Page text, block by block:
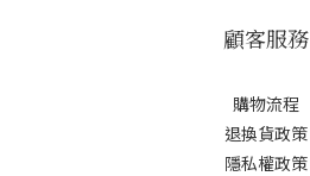
顧客服務
購物流程
退換貨政策
隱私權政策